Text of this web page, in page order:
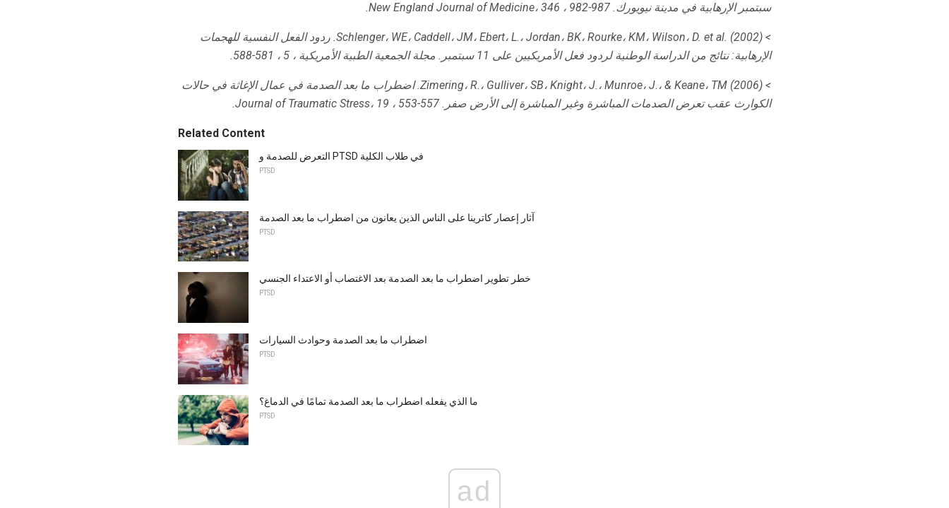
سبتمبر الإرهابية في مدينة نيويورك.
New England Journal of Medicine، 346 ، 982-987.
> Schlenger، WE، Caddell، JM، Ebert، L.، Jordan، BK، Rourke، KM، Wilson، D. et al. (2002).
ردود الفعل النفسية للهجمات
الإرهابية: نتائج من الدراسة الوطنية لردود فعل الأمريكيين على 11 سبتمبر.
مجلة الجمعية الطبية الأمريكية ، 5 ، 581-588.
> Zimering، R.، Gulliver، SB، Knight، J.، Munroe، J.، & Keane، TM (2006).
اضطراب ما بعد الصدمة في عمال الإغاثة في حالات
الكوارث عقب تعرض الصدمات المباشرة وغير المباشرة إلى الأرض صفر.
Journal of Traumatic Stress، 19 ، 553-557.
Related Content
التعرض للصدمة و PTSD في طلاب الكلية
PTSD
آثار إعصار كاترينا على الناس الذين يعانون من اضطراب ما بعد الصدمة
PTSD
خطر تطوير اضطراب ما بعد الصدمة بعد الاغتصاب أو الاعتداء الجنسي
PTSD
اضطراب ما بعد الصدمة وحوادث السيارات
PTSD
ما الذي يفعله اضطراب ما بعد الصدمة تمامًا في الدماغ؟
PTSD
ad